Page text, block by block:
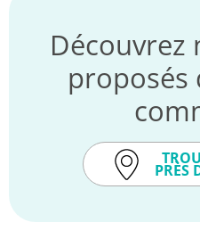
Découvrez
proposés
PRÈS